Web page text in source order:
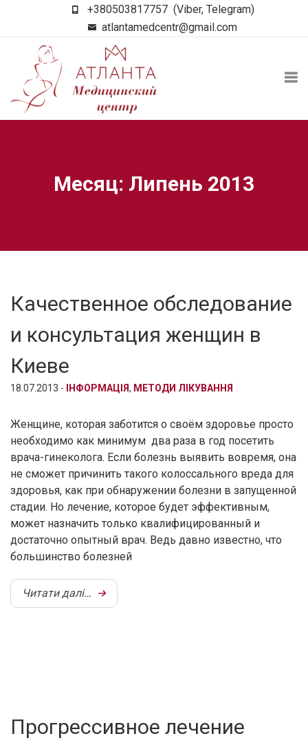
+380503817757 (Viber, Telegram)
atlantamedcentr@gmail.com
Месяц: Липень 2013
Качественное обследование
и консультация женщин в
Киеве
18.07.2013 - ІНФОРМАЦІЯ, МЕТОДИ ЛІКУВАННЯ
Женщине, которая заботится о своём здоровье просто
необходимо как минимум два раза в год посетить
врача-гинеколога. Если болезнь выявить вовремя, она
не сможет причинить такого колоссального вреда для
здоровья, как при обнаружении болезни в запущенной
стадии. Но лечение, которое будет эффективным,
может назначить только квалифицированный и
достаточно опытный врач. Ведь давно известно, что
большинство болезней
Читати далі…
Прогрессивное лечение